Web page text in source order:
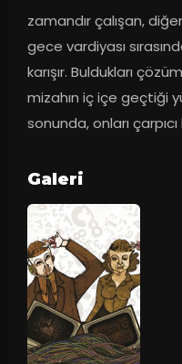
zamandır çalışan,
gece vardiyası
karışır. Buldukları
mizahın iç içe geçtiği
sonunda, onları
Galeri